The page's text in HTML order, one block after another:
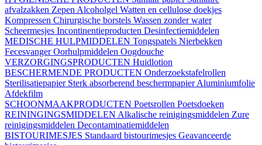
afvalzakken Zepen Alcoholgel Watten en cellulose doekjes
Kompressen Chirurgische borstels Wassen zonder water
Scheermesjes Incontinentieproducten Desinfectiemiddelen
MEDISCHE HULPMIDDELEN Tongspatels Nierbekken
FecesvangerOorhulpmiddelen Oogdouche
VERZORGINGSPRODUCTEN Huidlotion
BESCHERMENDE PRODUCTEN Onderzoekstafelrollen
Sterilisatiepapier Sterk absorberend beschermpapierAluminiumfolie
Afdekfilm
SCHOONMAAKPRODUCTEN Poetsrollen Poetsdoeken
REININGINGSMIDDELEN Alkalische reinigingsmiddelen Zure
reinigingsmiddelen Decontaminatiemiddelen
BISTOURIMESJES Standaard bistourimesjes Geavanceerde